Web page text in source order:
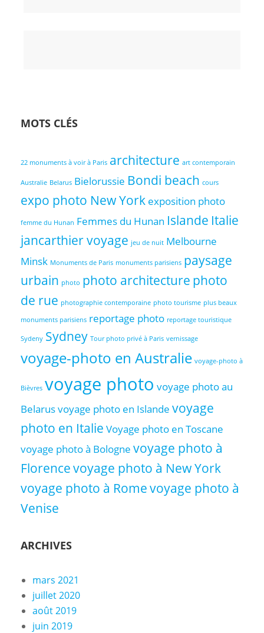
MOTS CLÉS
22 monuments à voir à Paris architecture art contemporain
Australie Belarus Bielorussie Bondi beach cours
expo photo New York exposition photo
femme du Hunan Femmes du Hunan Islande Italie
jancarthier voyage jeu de nuit Melbourne
Minsk Monuments de Paris monuments parisiens paysage
urbain photo photo architecture photo
de rue photographie contemporaine photo tourisme plus beaux
monuments parisiens reportage photo reportage touristique
Sydeny Sydney Tour photo privé à Paris vernissage
voyage-photo en Australie voyage-photo à
Bièvres voyage photo voyage photo au
Belarusvoyage photo en Islande voyage
photo en Italie Voyage photo en Toscane
voyage photo à Bologne voyage photo à
Florencevoyage photo à New York
voyage photo à Romevoyage photo à
Venise
ARCHIVES
mars 2021
juillet 2020
août 2019
juin 2019